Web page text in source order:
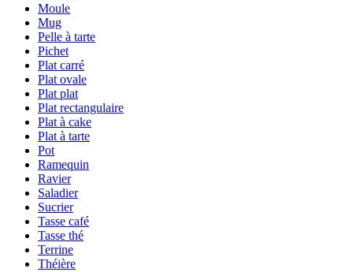
Moule
Mug
Pelle à tarte
Pichet
Plat carré
Plat ovale
Plat plat
Plat rectangulaire
Plat à cake
Plat à tarte
Pot
Ramequin
Ravier
Saladier
Sucrier
Tasse café
Tasse thé
Terrine
Théière